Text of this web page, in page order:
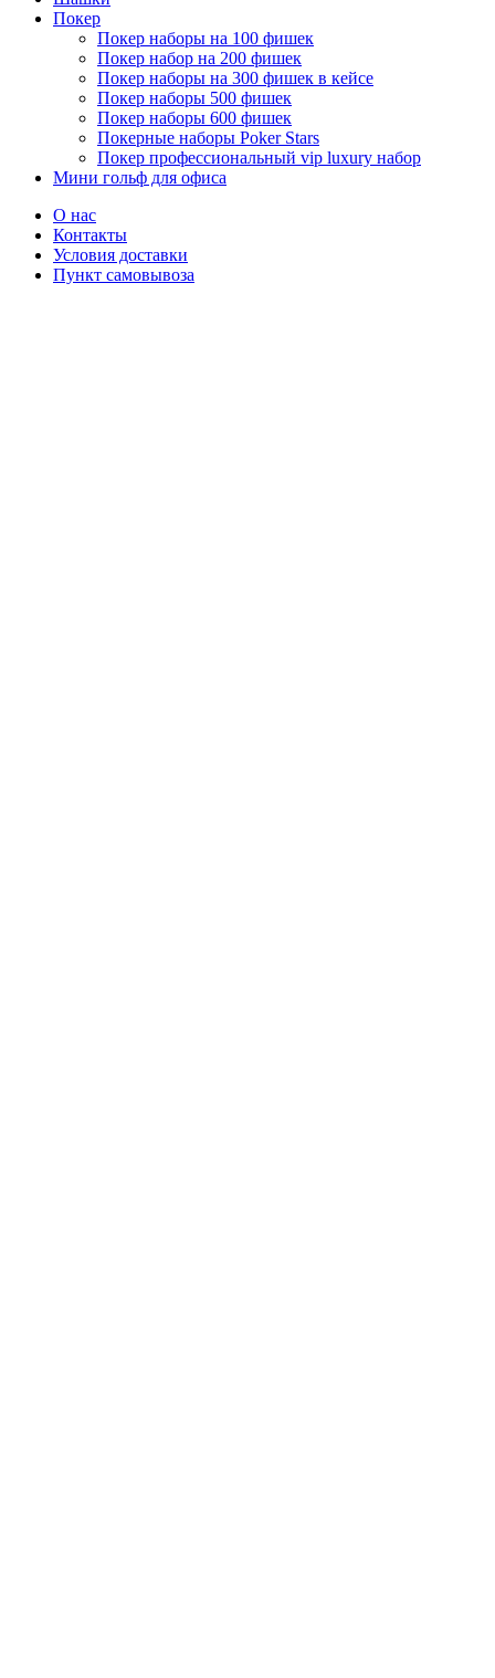
Покер
Покер наборы на 100 фишек
Покер набор на 200 фишек
Покер наборы на 300 фишек в кейсе
Покер наборы 500 фишек
Покер наборы 600 фишек
Покерные наборы Poker Stars
Покер профессиональный vip luxury набор
Мини гольф для офиса
О нас
Контакты
Условия доставки
Пункт самовывоза